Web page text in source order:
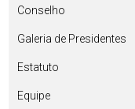
Conselho
Galeria de Presidentes
Estatuto
Equipe